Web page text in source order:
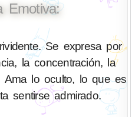
Emotiva:
Se expresa por
la concentración, la
Ama lo oculto, lo que es
sentirse admirado.